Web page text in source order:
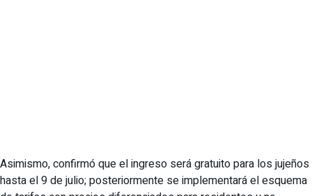
Asimismo, confirmó que el ingreso será gratuito para los jujeños
hasta el 9 de julio; posteriormente se implementará el esquema